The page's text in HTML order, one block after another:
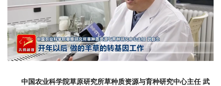
术
期
刊
中国农业科学院草原研究所草种质资源与育种研究中心主任 武